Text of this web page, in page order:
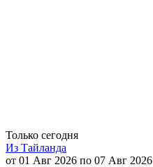
Только сегодня
Из Тайланда
от 01 Авг 2026 по 07 Авг 2026